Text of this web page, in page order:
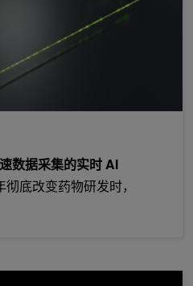
数据采集的实时 AI
底改变药物研发时，